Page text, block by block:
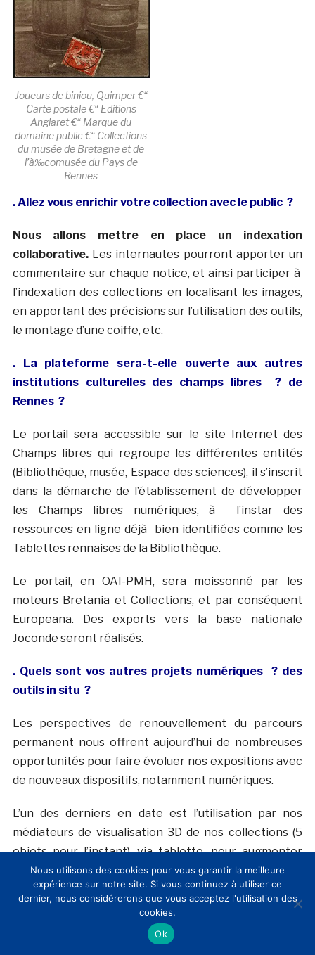
Joueurs de biniou, Quimper €“
Carte postale €“ Editions
Anglaret €“ Marque du
domaine public €“ Collections
du musée de Bretagne et de
l’à‰comusée du Pays de
Rennes
. Allez vous enrichir votre collection avec le public ?
Nous allons mettre en place un indexation
collaborative.Les internautes pourront apporter un
commentaire sur chaque notice, et ainsi participer à
l’indexation des collections en localisant les images,
en apportant des précisions sur l’utilisation des outils,
le montage d’une coiffe, etc.
. La plateforme sera-t-elle ouverte aux autres
institutions culturelles des champs libres ? de
Rennes ?
Le portail sera accessible sur le site Internet des
Champs libres qui regroupe les différentes entités
(Bibliothèque, musée, Espace des sciences), il s’inscrit
dans la démarche de l’établissement de développer
les Champs libres numériques, à l’instar des
ressources en ligne déjà bien identifiées comme les
Tablettes rennaises de la Bibliothèque.
Le portail, en OAI-PMH, sera moissonné par les
moteurs Bretania et Collections, et par conséquent
Europeana. Des exports vers la base nationale
Joconde seront réalisés.
. Quels sont vos autres projets numériques ? des
outils in situ ?
Les perspectives de renouvellement du parcours
permanent nous offrent aujourd’hui de nombreuses
opportunités pour faire évoluer nos expositions avec
de nouveaux dispositifs, notamment numériques.
L’un des derniers en date est l’utilisation par nos
médiateurs de visualisation 3D de nos collections (5
objets pour l’instant), via tablette, pour augmenter
leur visite. Ces mêmes objets sont imprimés en 3D
pour développer des approches sensibles avec le
public en situation de handicap visuel. (Réalisation : E
Nous utilisons des cookies pour vous garantir la meilleure
expérience sur notre site. Si vous continuez à utiliser ce
dernier, nous considérerons que vous acceptez l'utilisation des
cookies.
Ok